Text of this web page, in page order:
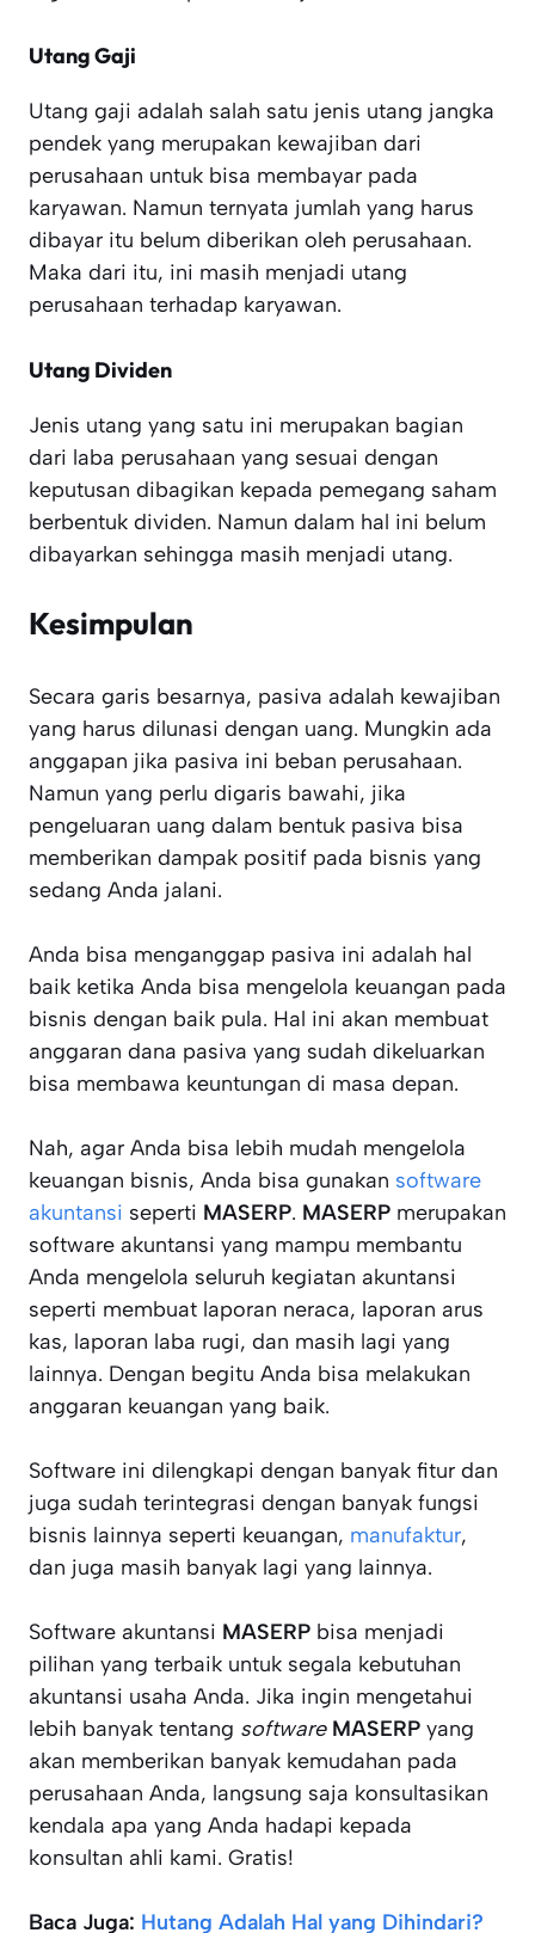
Utang Gaji
Utang gaji adalah salah satu jenis utang jangka
pendek yang merupakan kewajiban dari
perusahaan untuk bisa membayar pada
karyawan. Namun ternyata jumlah yang harus
dibayar itu belum diberikan oleh perusahaan.
Maka dari itu, ini masih menjadi utang
perusahaan terhadap karyawan.
Utang Dividen
Jenis utang yang satu ini merupakan bagian
dari laba perusahaan yang sesuai dengan
keputusan dibagikan kepada pemegang saham
berbentuk dividen. Namun dalam hal ini belum
dibayarkan sehingga masih menjadi utang.
Kesimpulan
Secara garis besarnya, pasiva adalah kewajiban
yang harus dilunasi dengan uang. Mungkin ada
anggapan jika pasiva ini beban perusahaan.
Namun yang perlu digaris bawahi, jika
pengeluaran uang dalam bentuk pasiva bisa
memberikan dampak positif pada bisnis yang
sedang Anda jalani.
Anda bisa menganggap pasiva ini adalah hal
baik ketika Anda bisa mengelola keuangan pada
bisnis dengan baik pula. Hal ini akan membuat
anggaran dana pasiva yang sudah dikeluarkan
bisa membawa keuntungan di masa depan.
Nah, agar Anda bisa lebih mudah mengelola
keuangan bisnis, Anda bisa gunakan software
akuntansi seperti MASERP. MASERP merupakan
software akuntansi yang mampu membantu
Anda mengelola seluruh kegiatan akuntansi
seperti membuat laporan neraca, laporan arus
kas, laporan laba rugi, dan masih lagi yang
lainnya. Dengan begitu Anda bisa melakukan
anggaran keuangan yang baik.
Software ini dilengkapi dengan banyak fitur dan
juga sudah terintegrasi dengan banyak fungsi
bisnis lainnya seperti keuangan, manufaktur,
dan juga masih banyak lagi yang lainnya.
Software akuntansi MASERP bisa menjadi
pilihan yang terbaik untuk segala kebutuhan
akuntansi usaha Anda. Jika ingin mengetahui
lebih banyak tentang software MASERP yang
akan memberikan banyak kemudahan pada
perusahaan Anda, langsung saja konsultasikan
kendala apa yang Anda hadapi kepada
konsultan ahli kami. Gratis!
Baca Juga: Hutang Adalah Hal yang Dihindari?